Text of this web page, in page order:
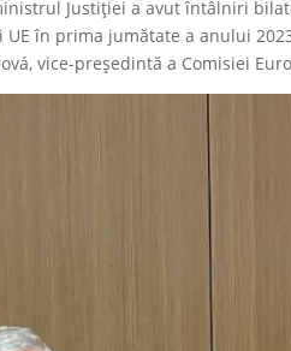
Justiției a avut întâlniri
în prima jumătate a anului
vice-președintă a Comisiei